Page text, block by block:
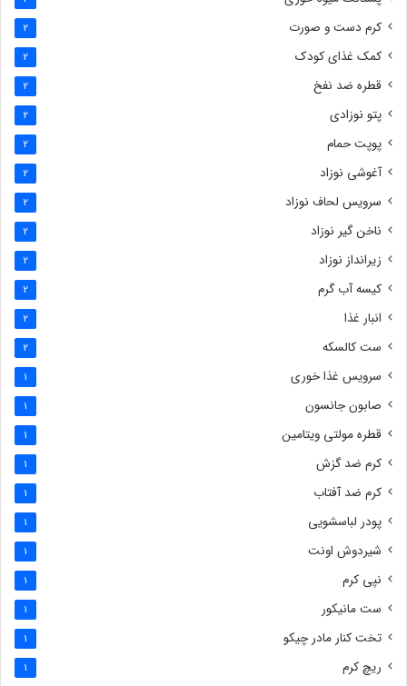
کرم دست و صورت 2
کمک غذای کودک 2
قطره ضد نفخ 2
پتو نوزادی 2
پوپت حمام 2
آغوشی نوزاد 2
سرویس لحاف نوزاد 2
ناخن گیر نوزاد 2
زیرانداز نوزاد 2
کیسه آب گرم 2
انبار غذا 2
ست کالسکه 2
سرویس غذا خوری 1
صابون جانسون 1
قطره مولتی ویتامین 1
کرم ضد گزش 1
کرم ضد آفتاب 1
پودر لباسشویی 1
شیردوش اونت 1
نپی کرم 1
ست مانیکور 1
تخت کنار مادر چیکو 1
ریچ کرم 1